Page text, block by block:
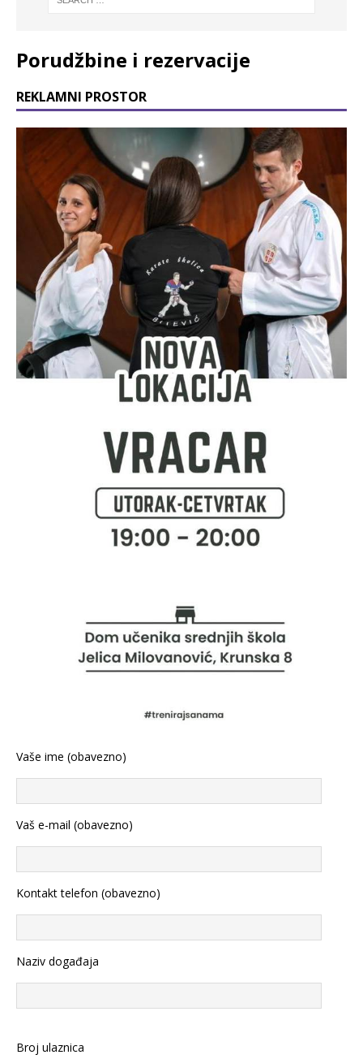
Porudžbine i rezervacije
REKLAMNI PROSTOR
Vaše ime (obavezno)
Vaš e-mail (obavezno)
Kontakt telefon (obavezno)
Naziv događaja
Broj ulaznica